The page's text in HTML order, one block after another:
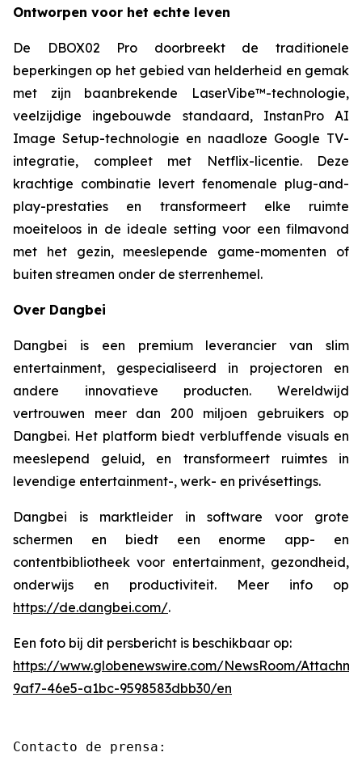
Ontworpen voor het echte leven
De DBOX02 Pro doorbreekt de traditionele
beperkingen op het gebied van helderheid en gemak
met zijn baanbrekende LaserVibe™-technologie,
veelzijdige ingebouwde standaard, InstanPro AI
Image Setup-technologie en naadloze Google TV-
integratie, compleet met Netflix-licentie. Deze
krachtige combinatie levert fenomenale plug-and-
play-prestaties en transformeert elke ruimte
moeiteloos in de ideale setting voor een filmavond
met het gezin, meeslepende game-momenten of
buiten streamen onder de sterrenhemel.
Over Dangbei
Dangbei is een premium leverancier van slim
entertainment, gespecialiseerd in projectoren en
andere innovatieve producten. Wereldwijd
vertrouwen meer dan 200 miljoen gebruikers op
Dangbei. Het platform biedt verbluffende visuals en
meeslepend geluid, en transformeert ruimtes in
levendige entertainment-, werk- en privésettings.
Dangbei is marktleider in software voor grote
schermen en biedt een enorme app- en
contentbibliotheek voor entertainment, gezondheid,
onderwijs en productiviteit. Meer info op
https://de.dangbei.com/.
Een foto bij dit persbericht is beschikbaar op:
https://www.globenewswire.com/NewsRoom/
9af7-46e5-a1bc-9598583dbb30/en
Contacto de prensa: